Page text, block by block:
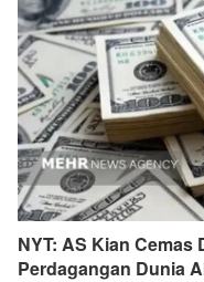
NYT: AS Kian Cemas
Perdagangan Dunia